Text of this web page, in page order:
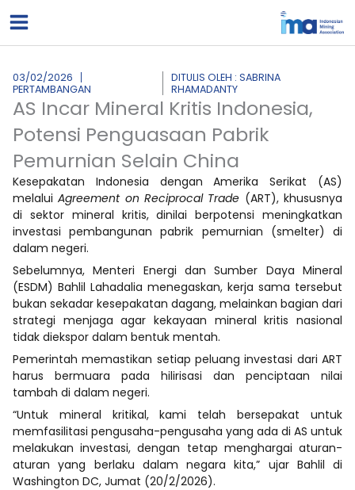
ke
03/02/2026
PERTAMBANGAN
DITULIS OLEH : SABRINA
RHAMADANTY
AS Incar Mineral Kritis Indonesia,
Potensi Penguasaan Pabrik
Pemurnian Selain China
Kesepakatan Indonesia dengan Amerika Serikat (AS)
melaluiAgreement on Reciprocal Trade (ART), khususnya
di sektor mineral kritis, dinilai berpotensi meningkatkan
investasi pembangunan pabrik pemurnian (smelter) di
dalam negeri.
Sebelumnya, Menteri Energi dan Sumber Daya Mineral
(ESDM) Bahlil Lahadalia menegaskan, kerja sama tersebut
bukan sekadar kesepakatan dagang, melainkan bagian dari
strategi menjaga agar kekayaan mineral kritis nasional
tidak diekspor dalam bentuk mentah.
Pemerintah memastikan setiap peluang investasi dari ART
harus bermuara pada hilirisasi dan penciptaan nilai
tambah di dalam negeri.
“Untuk mineral kritikal, kami telah bersepakat untuk
memfasilitasi pengusaha-pengusaha yang ada di AS untuk
melakukan investasi, dengan tetap menghargai aturan-
aturan yang berlaku dalam negara kita,” ujar Bahlil di
Washington DC, Jumat (20/2/2026).